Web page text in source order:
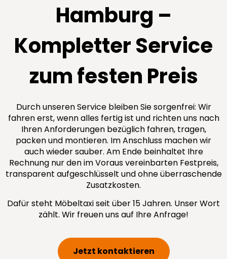
Hamburg –
Kompletter Service
zum festen Preis
Durch unseren Service bleiben Sie sorgenfrei: Wir
fahren erst, wenn alles fertig ist und richten uns nach
Ihren Anforderungen bezüglich fahren, tragen,
packen und montieren. Im Anschluss machen wir
auch wieder sauber. Am Ende beinhaltet Ihre
Rechnung nur den im Voraus vereinbarten Festpreis,
transparent aufgeschlüsselt und ohne überraschende
Zusatzkosten.
Dafür steht Möbeltaxi seit über 15 Jahren. Unser Wort
zählt. Wir freuen uns auf Ihre Anfrage!
Jetzt kontaktieren